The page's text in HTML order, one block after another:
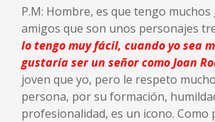
P.M: Hombre, es que tengo muchos
amigos que son unos personajes
lo tengo muy fácil, cuando yo sea
gustaría ser un señor como Joan
joven que yo, pero le respeto
persona, por su formación,
profesionalidad, es un icono. Como